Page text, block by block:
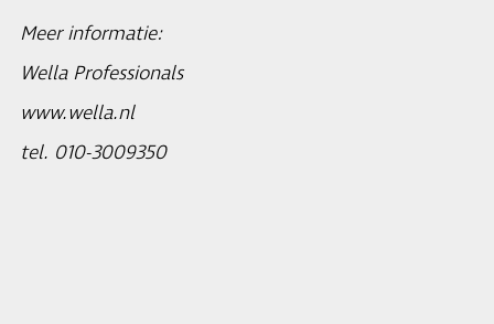
Meer informatie:
Wella Professionals
www.wella.nl
tel. 010-3009350